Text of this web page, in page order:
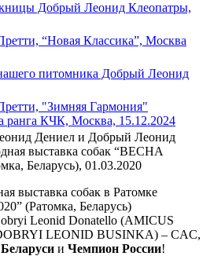
Добрый Леонид Клеопатры,
“Новая Классика”, Москва
питомника Добрый Леонид
"Зимняя Гармония"
ранга КЧК, Москва, 15.12.2024
Дениел и Добрый Леонид
выставка собак “ВЕСНА
Беларусь), 01.03.2020
выставка собак в Ратомке
(Ратомка, Беларусь)
Leonid Donatello (AMICUS
LEONID BUSINKA) – CAC,
и Чемпион России!